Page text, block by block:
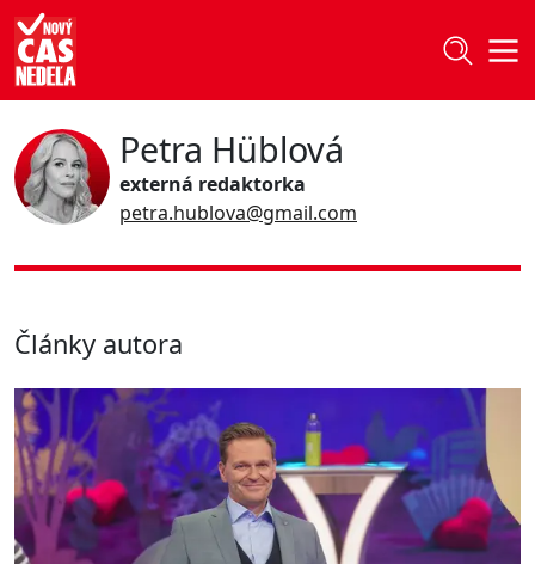
Petra Hüblová
externá redaktorka
petra.hublova@gmail.com
Články autora